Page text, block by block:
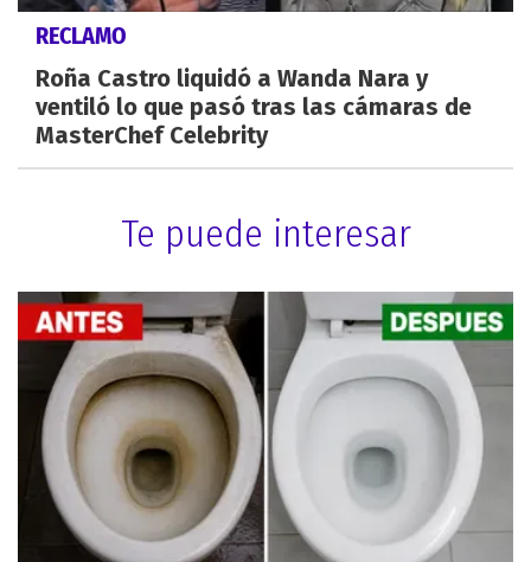
RECLAMO
Roña Castro liquidó a Wanda Nara y
ventiló lo que pasó tras las cámaras de
MasterChef Celebrity
Te puede interesar